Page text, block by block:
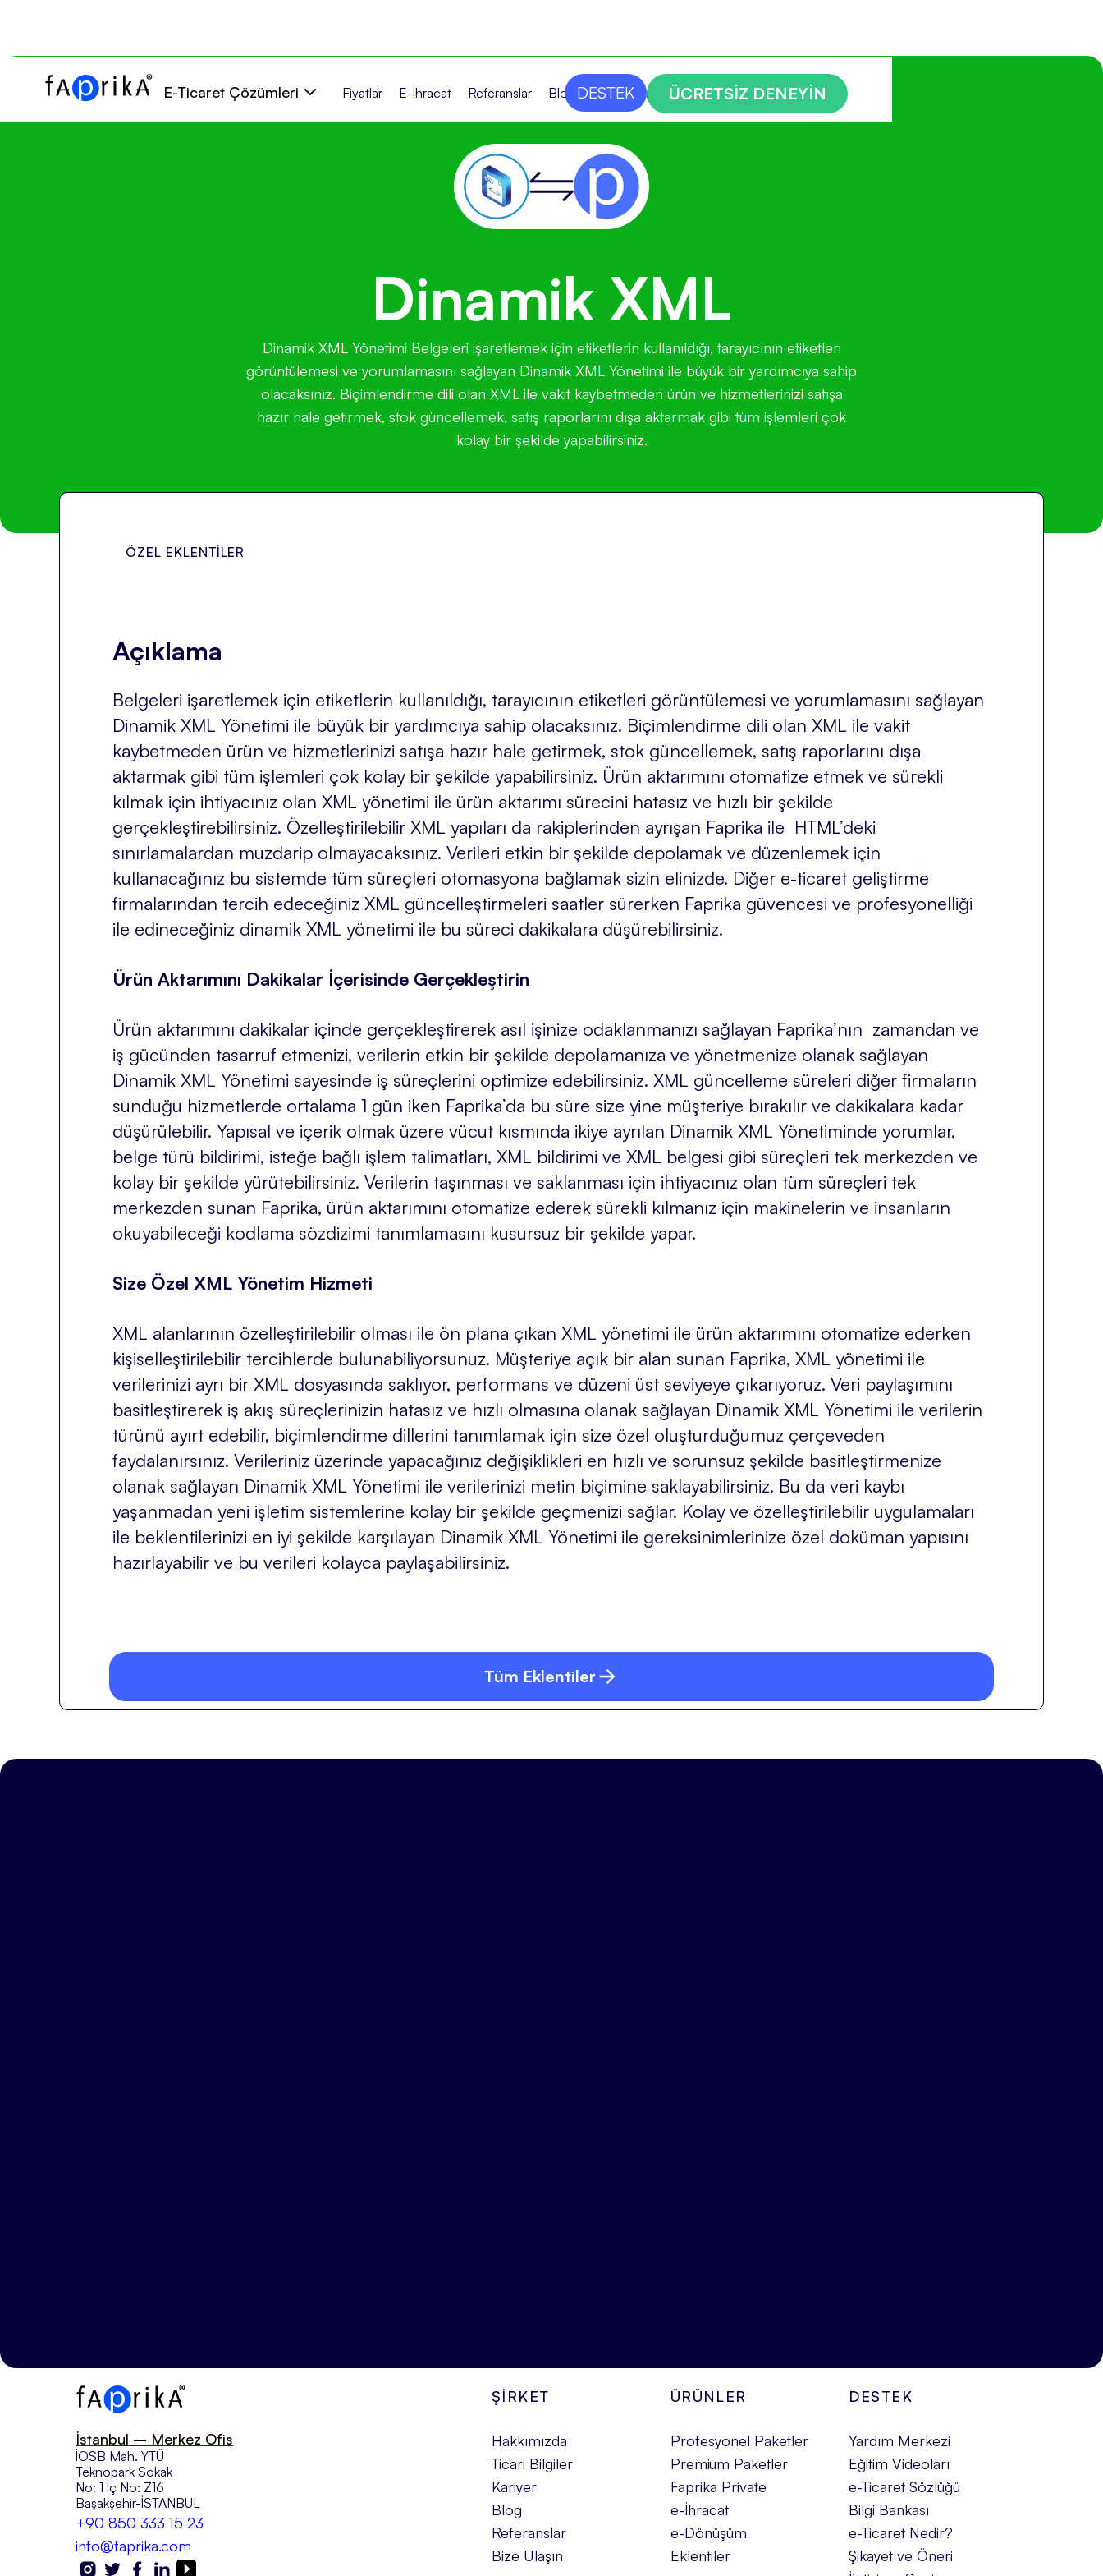
E-Ticaret Çözümleri Fiyatlar E-İhracat Referanslar Blog Bize Ulaşın
DESTEK ÜCRETSİZ DENEYİN
Dinamik XML
Dinamik XML Yönetimi Belgeleri işaretlemek için etiketlerin kullanıldığı, tarayıcının etiketleri
görüntülemesi ve yorumlamasını sağlayan Dinamik XML Yönetimi ile büyük bir yardımcıya sahip
olacaksınız. Biçimlendirme dili olan XML ile vakit kaybetmeden ürün ve hizmetlerinizi satışa
hazır hale getirmek, stok güncellemek, satış raporlarını dışa aktarmak gibi tüm işlemleri çok
kolay bir şekilde yapabilirsiniz.
ÖZEL EKLENTILER
Açıklama
Belgeleri işaretlemek için etiketlerin kullanıldığı, tarayıcının etiketleri görüntülemesi ve yorumlamasını sağlayan
Dinamik XML Yönetimi ile büyük bir yardımcıya sahip olacaksınız. Biçimlendirme dili olan XML ile vakit
kaybetmeden ürün ve hizmetlerinizi satışa hazır hale getirmek, stok güncellemek, satış raporlarını dışa
aktarmak gibi tüm işlemleri çok kolay bir şekilde yapabilirsiniz. Ürün aktarımını otomatize etmek ve sürekli
kılmak için ihtiyacınız olan XML yönetimi ile ürün aktarımı sürecini hatasız ve hızlı bir şekilde
gerçekleştirebilirsiniz. Özelleştirilebilir XML yapıları da rakiplerinden ayrışan Faprika ile HTML’deki
sınırlamalardan muzdarip olmayacaksınız. Verileri etkin bir şekilde depolamak ve düzenlemek için
kullanacağınız bu sistemde tüm süreçleri otomasyona bağlamak sizin elinizde. Diğer e-ticaret geliştirme
firmalarından tercih edeceğiniz XML güncelleştirmeleri saatler sürerken Faprika güvencesi ve profesyonelliği
ile edineceğiniz dinamik XML yönetimi ile bu süreci dakikalara düşürebilirsiniz.
Ürün Aktarımını Dakikalar İçerisinde Gerçekleştirin
Ürün aktarımını dakikalar içinde gerçekleştirerek asıl işinize odaklanmanızı sağlayan Faprika’nın zamandan ve
iş gücünden tasarruf etmenizi, verilerin etkin bir şekilde depolamanıza ve yönetmenize olanak sağlayan
Dinamik XML Yönetimi sayesinde iş süreçlerini optimize edebilirsiniz. XML güncelleme süreleri diğer firmaların
sunduğu hizmetlerde ortalama 1 gün iken Faprika’da bu süre size yine müşteriye bırakılır ve dakikalara kadar
düşürülebilir. Yapısal ve içerik olmak üzere vücut kısmında ikiye ayrılan Dinamik XML Yönetiminde yorumlar,
belge türü bildirimi, isteğe bağlı işlem talimatları, XML bildirimi ve XML belgesi gibi süreçleri tek merkezden ve
kolay bir şekilde yürütebilirsiniz. Verilerin taşınması ve saklanması için ihtiyacınız olan tüm süreçleri tek
merkezden sunan Faprika, ürün aktarımını otomatize ederek sürekli kılmanız için makinelerin ve insanların
okuyabileceği kodlama sözdizimi tanımlamasını kusursuz bir şekilde yapar.
Size Özel XML Yönetim Hizmeti
XML alanlarının özelleştirilebilir olması ile ön plana çıkan XML yönetimi ile ürün aktarımını otomatize ederken
kişiselleştirilebilir tercihlerde bulunabiliyorsunuz. Müşteriye açık bir alan sunan Faprika, XML yönetimi ile
verilerinizi ayrı bir XML dosyasında saklıyor, performans ve düzeni üst seviyeye çıkarıyoruz. Veri paylaşımını
basitleştirerek iş akış süreçlerinizin hatasız ve hızlı olmasına olanak sağlayan Dinamik XML Yönetimi ile verilerin
türünü ayırt edebilir, biçimlendirme dillerini tanımlamak için size özel oluşturduğumuz çerçeveden
faydalanırsınız. Verileriniz üzerinde yapacağınız değişiklikleri en hızlı ve sorunsuz şekilde basitleştirmenize
olanak sağlayan Dinamik XML Yönetimi ile verilerinizi metin biçimine saklayabilirsiniz. Bu da veri kaybı
yaşanmadan yeni işletim sistemlerine kolay bir şekilde geçmenizi sağlar. Kolay ve özelleştirilebilir uygulamaları
ile beklentilerinizi en iyi şekilde karşılayan Dinamik XML Yönetimi ile gereksinimlerinize özel doküman yapısını
hazırlayabilir ve bu verileri kolayca paylaşabilirsiniz.
Tüm Eklentiler
İstanbul – Merkez Ofis
İOSB Mah. YTÜ
Teknopark Sokak
No: 1 İç No: Z16
Başakşehir-İSTANBUL
+90 850 333 15 23
info@faprika.com
ŞİRKET
Hakkımızda
Ticari Bilgiler
Kariyer
Blog
Referanslar
Bize Ulaşın
ÜRÜNLER
Profesyonel Paketler
Premium Paketler
Faprika Private
e-İhracat
e-Dönüşüm
Eklentiler
DESTEK
Yardım Merkezi
Eğitim Videoları
e-Ticaret Sözlüğü
Bilgi Bankası
e-Ticaret Nedir?
Şikayet ve Öneri